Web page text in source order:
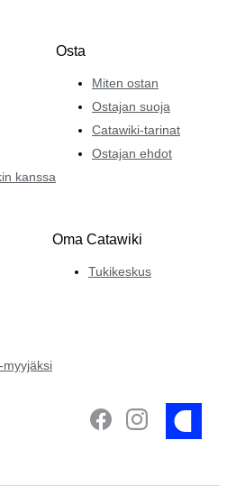
kanssa
Osta
Miten ostan
Ostajan suoja
Catawiki-tarinat
Ostajan ehdot
myyjäksi
Oma Catawiki
Tukikeskus